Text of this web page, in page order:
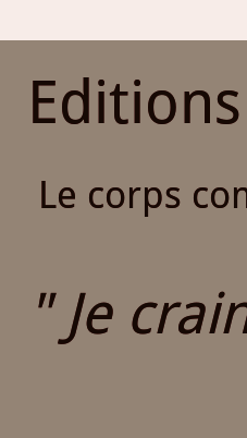
Le corps
" Je